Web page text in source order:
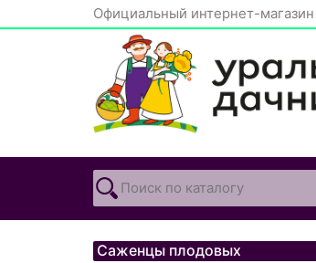
Официальный интернет-магазин
Саженцы плодовых